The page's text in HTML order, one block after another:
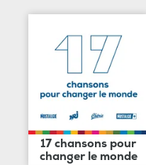
17 chansons pour
changer le monde